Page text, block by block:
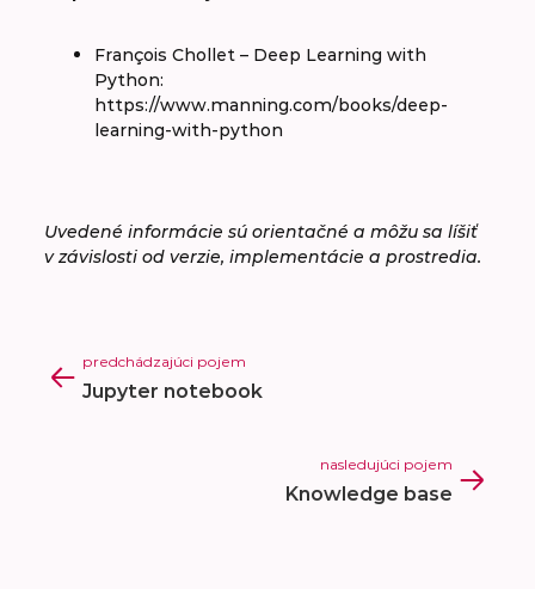
François Chollet – Deep Learning with
Python:
https://www.manning.com/books/deep-
learning-with-python
Uvedené informácie sú orientačné a môžu sa líšiť
v závislosti od verzie, implementácie a prostredia.
predchádzajúci pojem
Jupyter notebook
nasledujúci pojem
Knowledge base